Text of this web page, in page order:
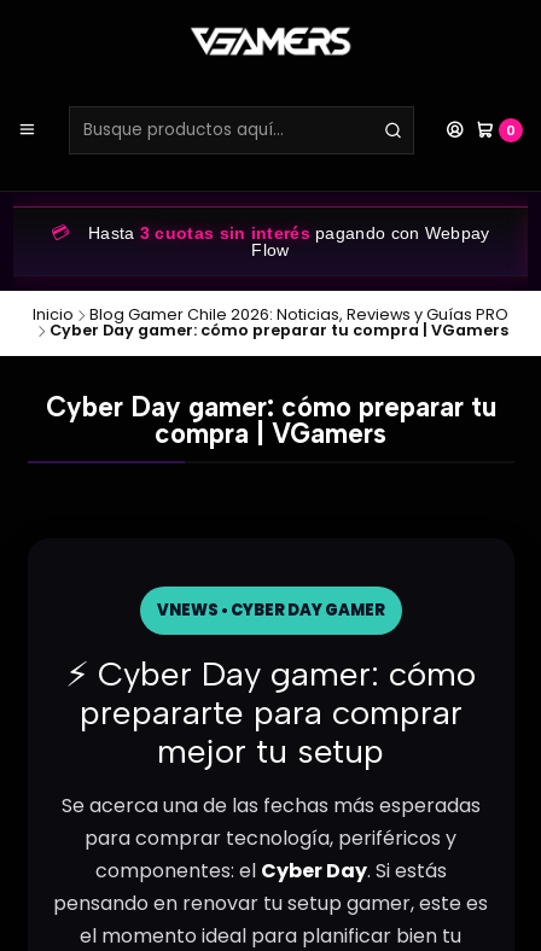
0
💳 Hasta 3 cuotas sin interéspagando con Webpay
Flow
Inicio Blog Gamer Chile 2026: Noticias, Reviews y Guías PRO
Cyber Day gamer: cómo preparar tu compra | VGamers
Cyber Day gamer: cómo preparar tu
compra | VGamers
VNEWS • CYBER DAY GAMER
⚡ Cyber Day gamer: cómo
prepararte para comprar
mejor tu setup
Se acerca una de las fechas más esperadas
para comprar tecnología, periféricos y
componentes: el Cyber Day. Si estás
pensando en renovar tu setup gamer, este es
el momento ideal para planificar bien tu